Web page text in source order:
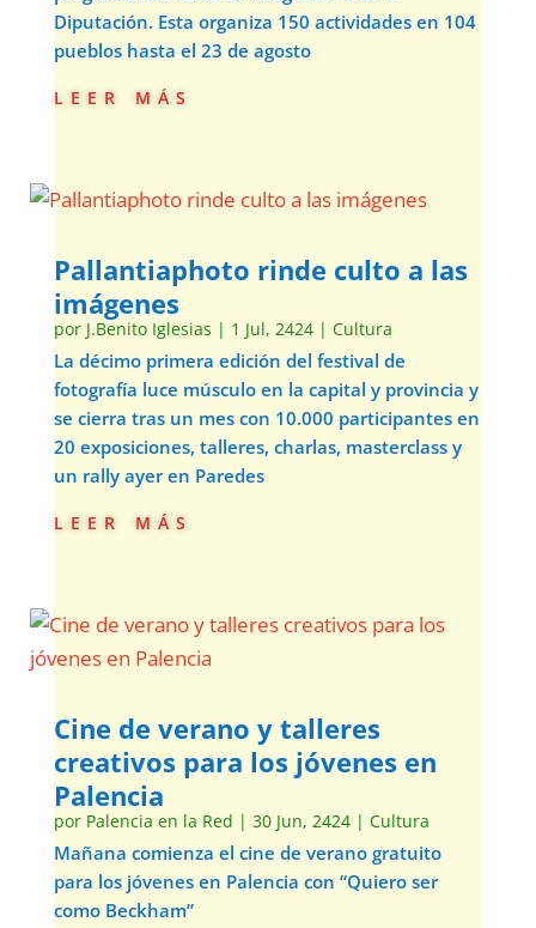
Diputación. Esta organiza 150 actividades en 104
pueblos hasta el 23 de agosto
leer más
Pallantiaphoto rinde culto a las
imágenes
por J.Benito Iglesias | 1 Jul, 2424| Cultura
La décimo primera edición del festival de
fotografía luce músculo en la capital y provincia y
se cierra tras un mes con 10.000 participantes en
20 exposiciones, talleres, charlas, masterclass y
un rally ayer en Paredes
leer más
Cine de verano y talleres
creativos para los jóvenes en
Palencia
por Palencia en la Red | 30 Jun, 2424| Cultura
Mañana comienza el cine de verano gratuito
para los jóvenes en Palencia con “Quiero ser
como Beckham”